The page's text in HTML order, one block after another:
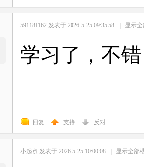
591181162 发表于 2026-5-25 09:35:58 | 显示
学习了，不
回复 支持 反对
小起点 发表于 2026-5-25 10:00:08 | 显示全部